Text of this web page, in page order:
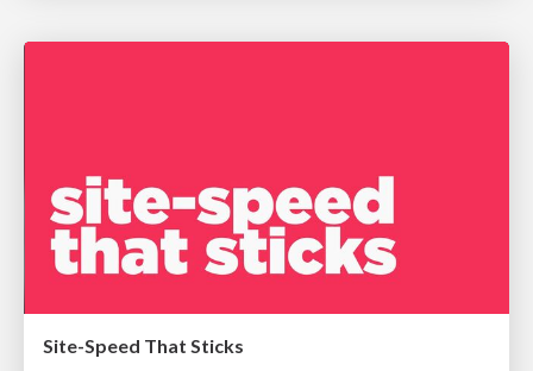
Site-Speed That Sticks